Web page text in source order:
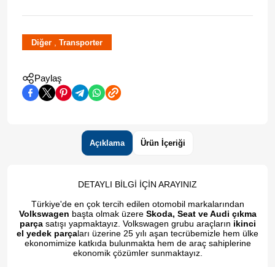
Diğer , Transporter
Paylaş
Açıklama Ürün İçeriği
DETAYLI BİLGİ İÇİN ARAYINIZ
Türkiye'de en çok tercih edilen otomobil markalarından
Volkswagen başta olmak üzere Skoda, Seat ve Audi çıkma
parçasatışı yapmaktayız. Volkswagen grubu araçların ikinci
el yedek parçaları üzerine 25 yılı aşan tecrübemizle hem ülke
ekonomimize katkıda bulunmakta hem de araç sahiplerine
ekonomik çözümler sunmaktayız.